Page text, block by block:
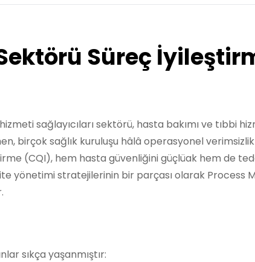
Süreç
sağlayıcıları sektörü, hasta bakımı ve tıbbi
birçok sağlık kuruluşu hâlâ operasyonel
(CQI), hem hasta güvenliğini güçlüak hem de
yönetimi stratejilerinin bir parçası olarak Process
sıkça yaşanmıştır: